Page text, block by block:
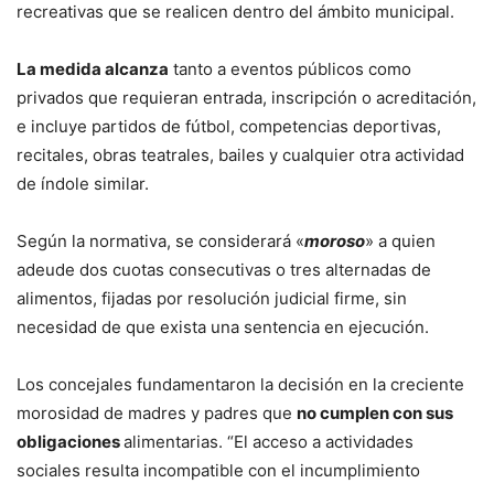
recreativas que se realicen dentro del ámbito municipal.
La medida alcanza tanto a eventos públicos como
privados que requieran entrada, inscripción o acreditación,
e incluye partidos de fútbol, competencias deportivas,
recitales, obras teatrales, bailes y cualquier otra actividad
de índole similar.
Según la normativa, se considerará «moroso» a quien
adeude dos cuotas consecutivas o tres alternadas de
alimentos, fijadas por resolución judicial firme, sin
necesidad de que exista una sentencia en ejecución.
Los concejales fundamentaron la decisión en la creciente
morosidad de madres y padres que no cumplen con sus
obligacionesalimentarias. “El acceso a actividades
sociales resulta incompatible con el incumplimiento